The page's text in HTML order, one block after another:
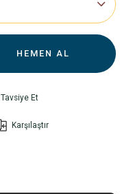
HEMEN AL
Tavsiye Et
Karşılaştır